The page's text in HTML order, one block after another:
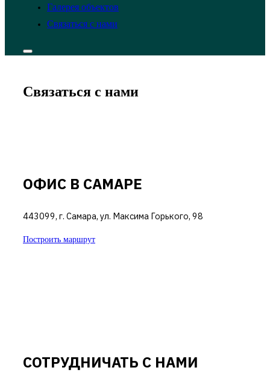
Галерея объектов
Связаться с нами
Переключить
навигацию
Связаться с нами
ОФИС В САМАРЕ
443099, г. Самара, ул. Максима Горького, 98
Построить маршрут
СОТРУДНИЧАТЬ С НАМИ